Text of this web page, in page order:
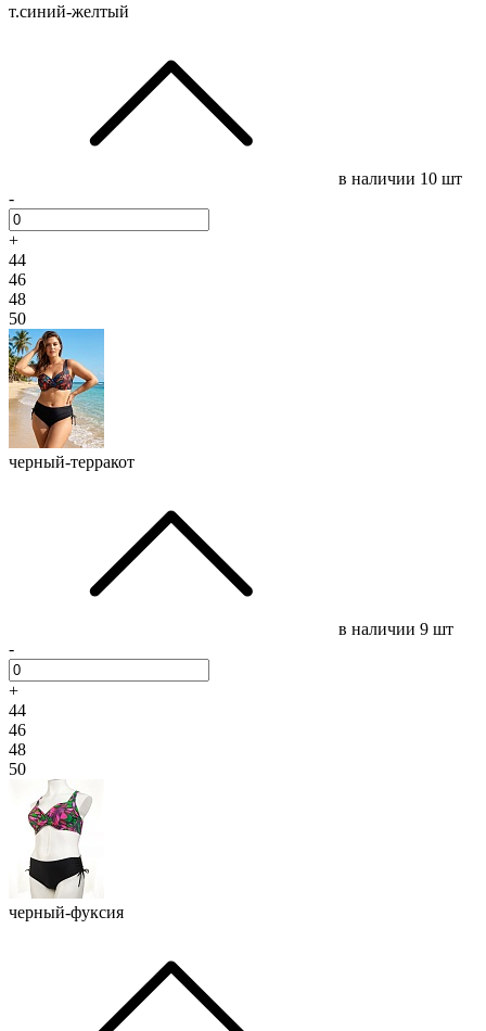
т.синий-желтый
в наличии 10 шт
-
+
44
46
48
50
черный-терракот
в наличии 9 шт
-
+
44
46
48
50
черный-фуксия